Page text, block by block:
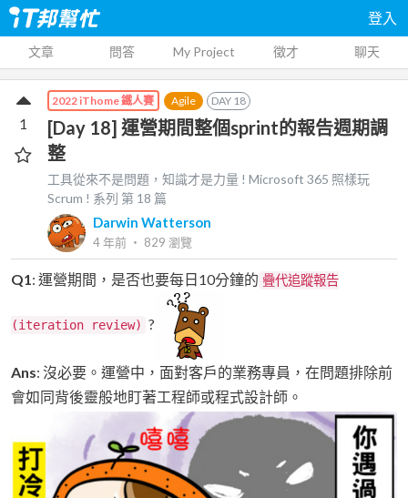
登入
文章 問答 My Project 徵才 聊天
2022 iThome 鐵人賽 Agile DAY 18
[Day 18] 運營期間整個sprint的報告週期調
整
工具從來不是問題，知識才是力量 ! Microsoft 365 照樣玩
Scrum ! 系列 第 18 篇
Darwin Watterson
4 年前 ‧ 829 瀏覽
1
Q1: 運營期間，是否也要每日10分鐘的 疊代追蹤報告
(iteration review) ?
Ans: 沒必要。運營中，面對客戶的業務專員，在問題排除前
會如同背後靈般地盯著工程師或程式設計師。